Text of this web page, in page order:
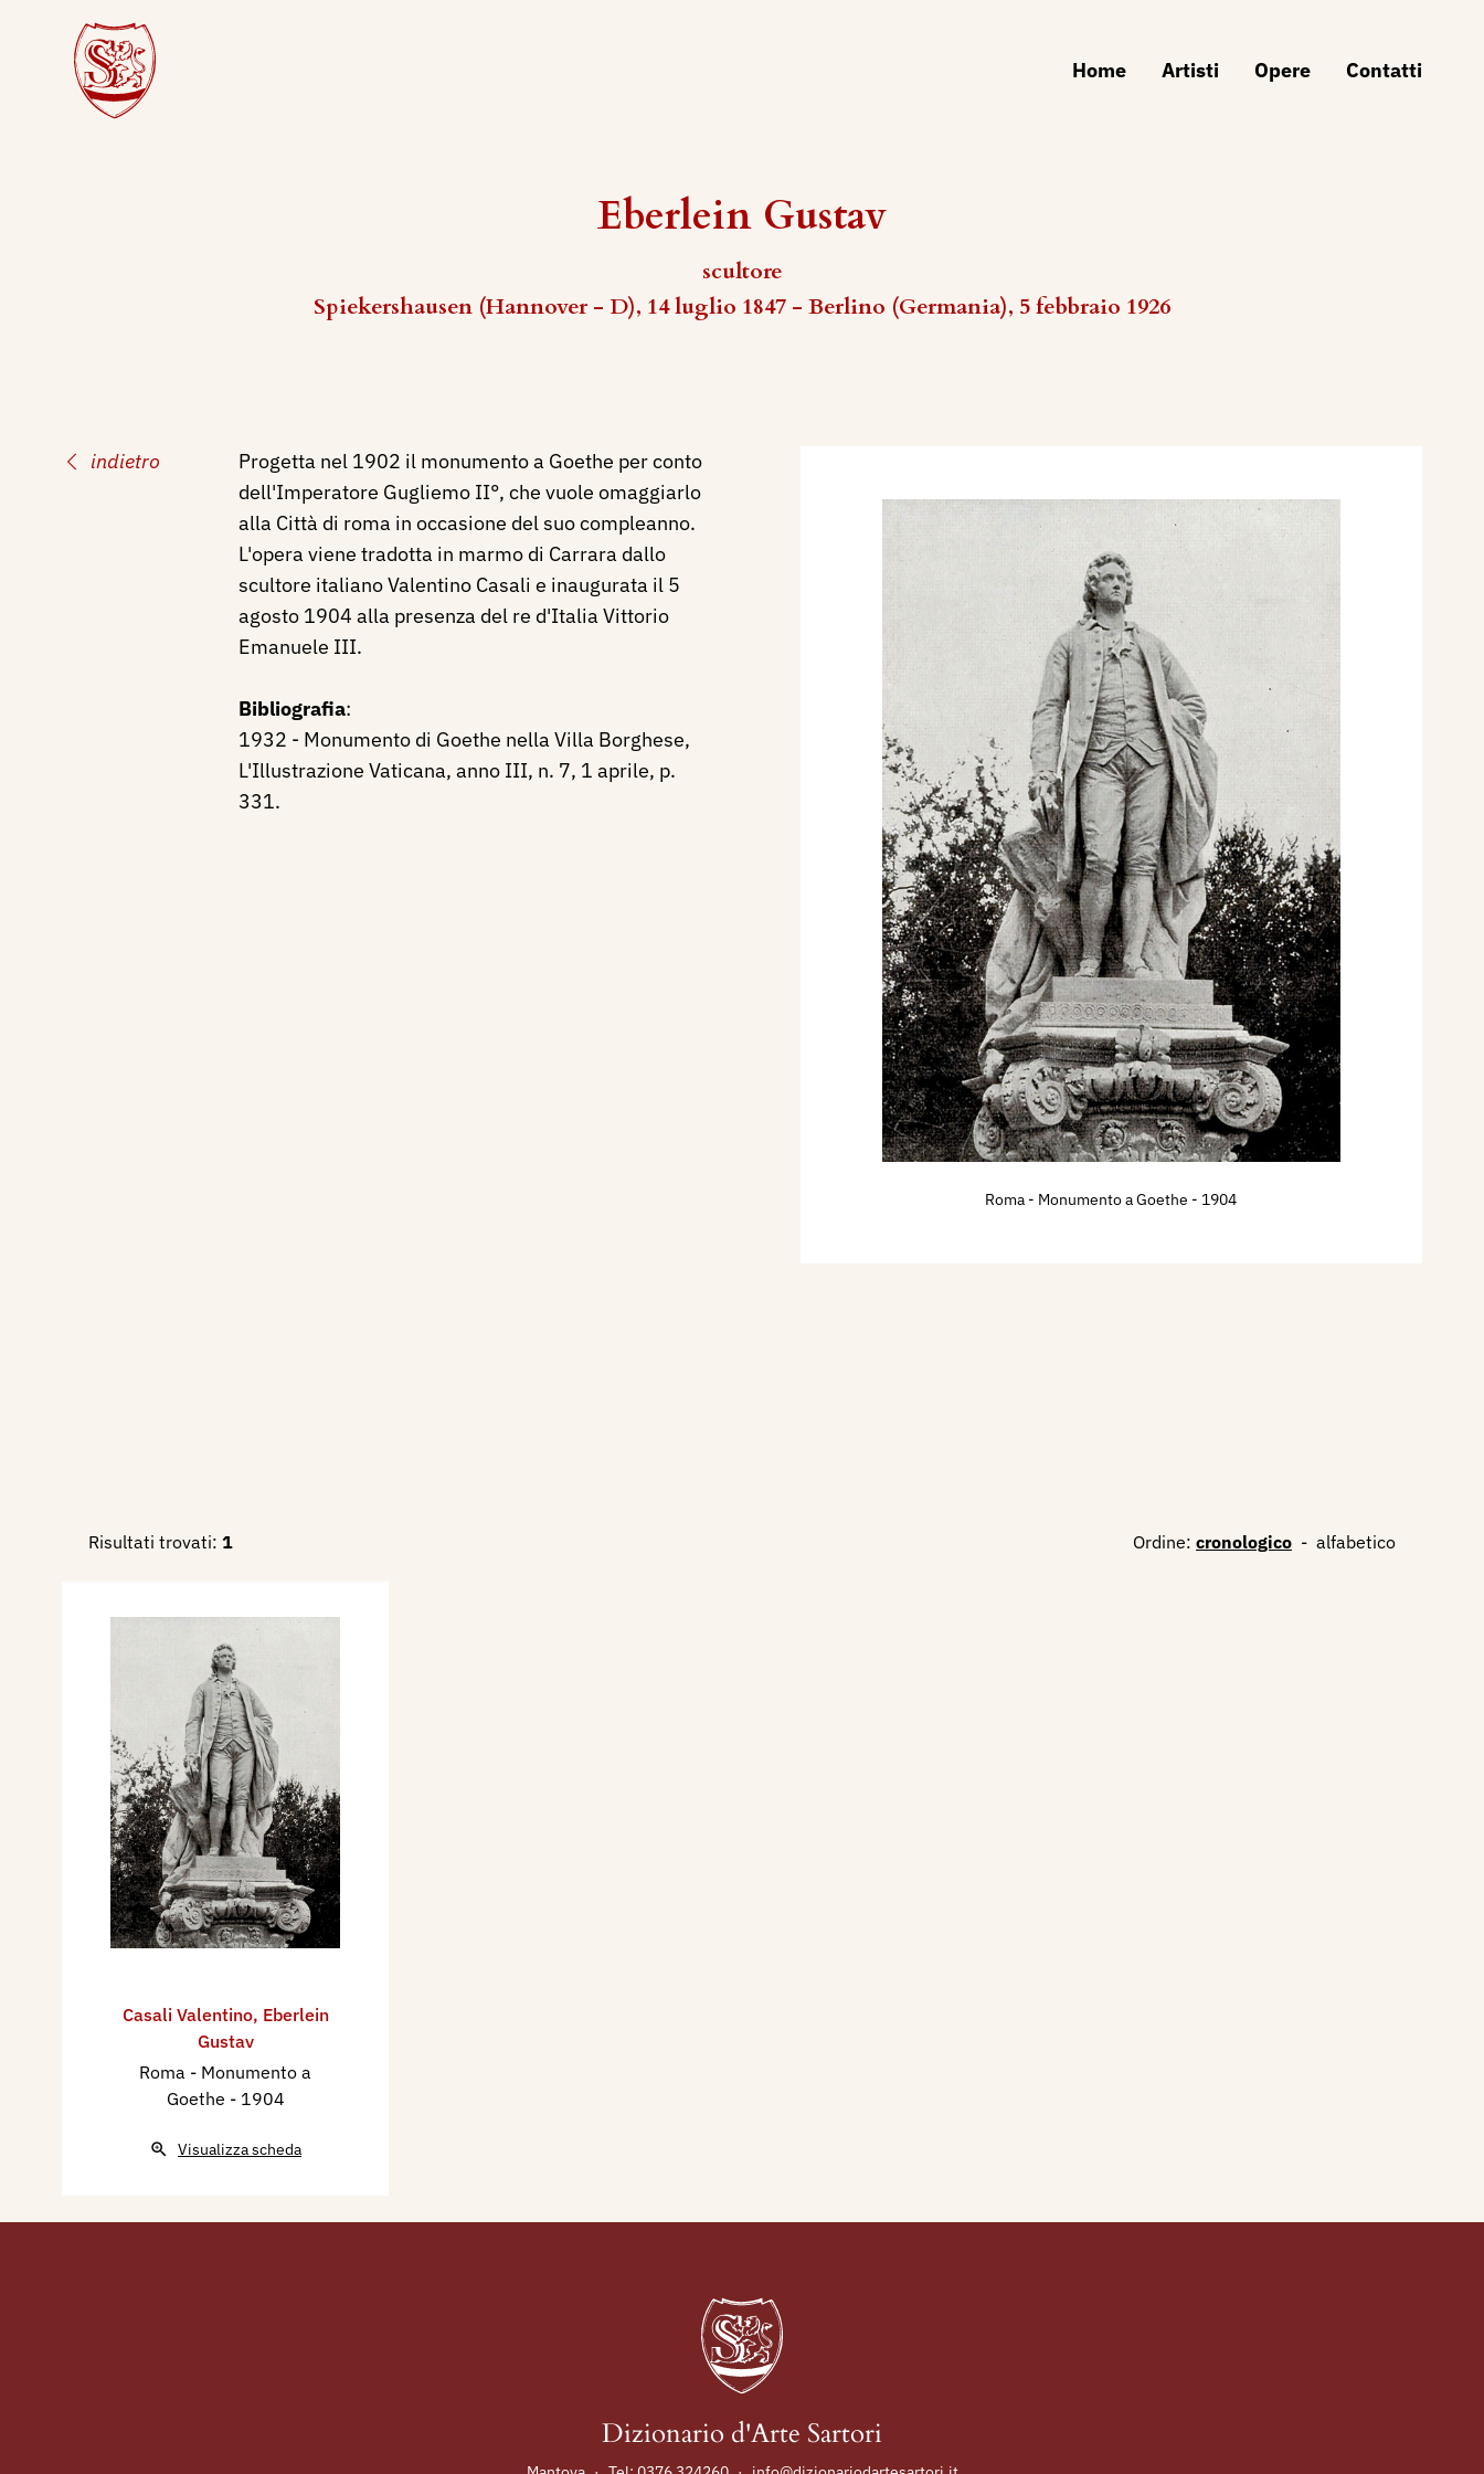
Home Artisti Opere Contatti
Eberlein Gustav
scultore
Spiekershausen (Hannover - D), 14 luglio 1847 - Berlino (Germania), 5 febbraio 1926
indietro
Roma - Monumento a Goethe - 1904
Progetta nel 1902 il monumento a Goethe per conto
dell'Imperatore Gugliemo II°, che vuole omaggiarlo
alla Città di roma in occasione del suo compleanno.
L'opera viene tradotta in marmo di Carrara dallo
scultore italiano Valentino Casali e inaugurata il 5
agosto 1904 alla presenza del re d'Italia Vittorio
Emanuele III.
Bibliografia:
1932 - Monumento di Goethe nella Villa Borghese,
L'Illustrazione Vaticana, anno III, n. 7, 1 aprile, p.
331.
Risultati trovati: 1 Ordine: cronologico - alfabetico
Casali Valentino, Eberlein
Gustav
Roma - Monumento a
Goethe - 1904
Visualizza scheda
Dizionario d'Arte Sartori